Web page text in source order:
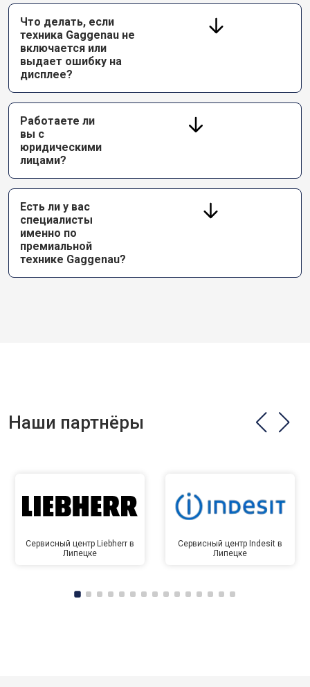
Что делать, если
техника Gaggenau не
включается или
выдает ошибку на
дисплее?
Работаете ли
вы с
юридическими
лицами?
Есть ли у вас
специалисты
именно по
премиальной
технике Gaggenau?
Наши партнёры
Сервисный центр Liebherr в
Липецке
Сервисный центр Indesit в
Липецке